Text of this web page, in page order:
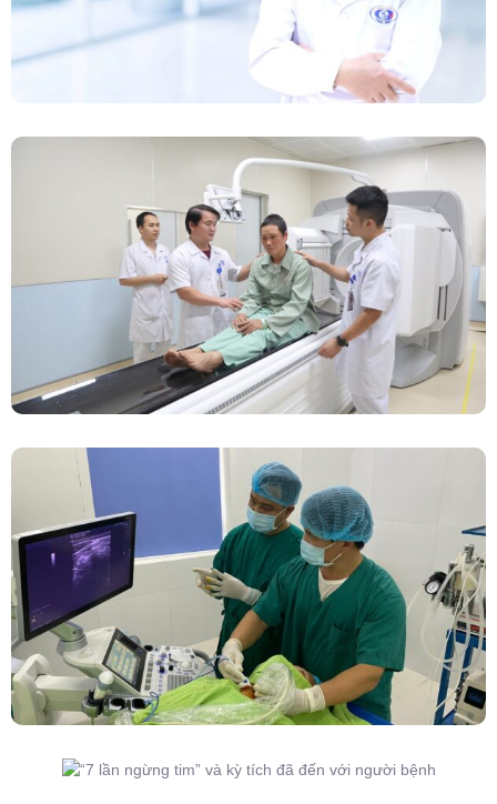
Chính Thức Vận Hành Máy Xạ Hình Thế Hệ
Mới Spect/CT Trong Chẩn Đoán Và Điều Trị
Ung Thư Tại Bệnh Viện Đa Khoa Tỉnh Phú Thọ
Đốt Sóng Cao Tần Dưới Siêu Âm, Điều Trị U
Lành Tuyến Giáp Không Cần Phẫu Thuật
Người Bệnh